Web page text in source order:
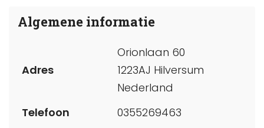
Algemene informatie
Adres
Orionlaan 60
1223AJ Hilversum
Nederland
Telefoon
0355269463